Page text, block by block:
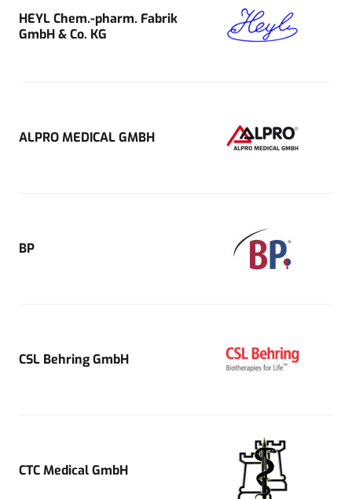
HEYL Chem.-pharm. Fabrik
GmbH & Co. KG
ALPRO MEDICAL GMBH
BP
CSL Behring GmbH
CTC Medical GmbH